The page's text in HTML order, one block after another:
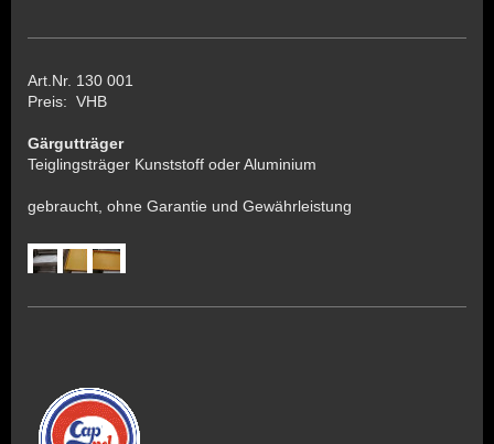
Art.Nr. 130 001
Preis: VHB
Gärgutträger
Teiglingsträger Kunststoff oder Aluminium
gebraucht, ohne Garantie und Gewährleistung